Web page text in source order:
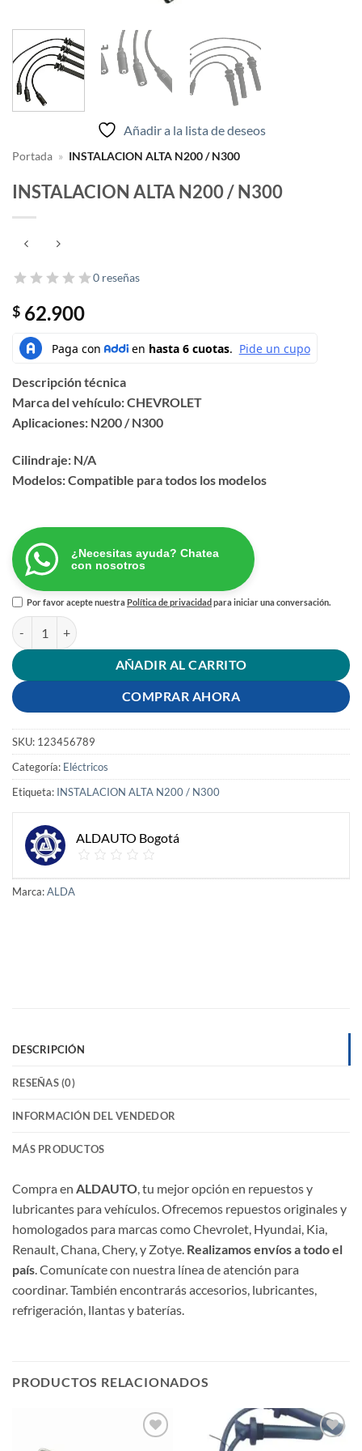
Añadir a la lista de deseos
Portada » INSTALACION ALTA N200 / N300
INSTALACION ALTA N200 / N300
0 reseñas
$ 62.900
Descripción técnica
Marca del vehículo: CHEVROLET
Aplicaciones: N200 / N300
Cilindraje: N/A
Modelos: Compatible para todos los modelos
¿Necesitas ayuda? Chatea
con nosotros
Por favor acepte nuestraPolítica de privacidadpara iniciar una conversación.
INSTALACION ALTA N200 / N300 cantidad
AÑADIR AL CARRITO
COMPRAR AHORA
SKU: 123456789
Categoría: Eléctricos
Etiqueta: INSTALACION ALTA N200 / N300
ALDAUTO Bogotá
Marca:ALDA
DESCRIPCIÓN
RESEÑAS (0)
INFORMACIÓN DEL VENDEDOR
MÁS PRODUCTOS
Compra en ALDAUTO, tu mejor opción en repuestos y
lubricantes para vehículos. Ofrecemos repuestos originales y
homologados para marcas como Chevrolet, Hyundai, Kia,
Renault, Chana, Chery, y Zotye. Realizamos envíos a todo el
país. Comunícate con nuestra línea de atención para
coordinar. También encontrarás accesorios, lubricantes,
refrigeración, llantas y baterías.
PRODUCTOS RELACIONADOS